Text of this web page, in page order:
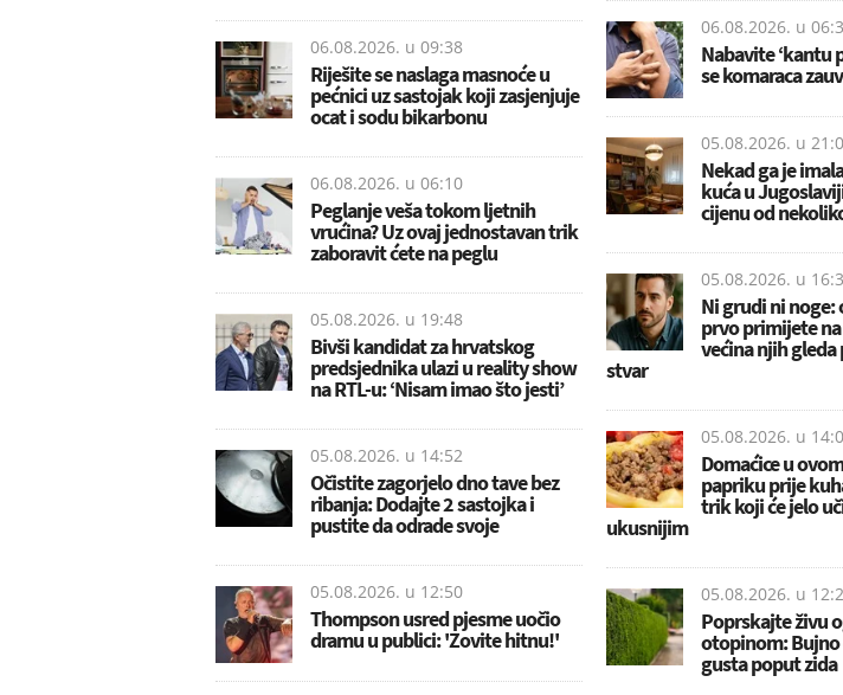
06.08.2026. u 09:38
Riješite se naslaga masnoće u
pećnici uz sastojak koji zasjenjuje
ocat i sodu bikarbonu
06.08.2026. u 06:10
Peglanje veša tokom ljetnih
vrućina? Uz ovaj jednostavan trik
zaboravit ćete na peglu
05.08.2026. u 19:48
Bivši kandidat za hrvatskog
predsjednika ulazi u reality show
na RTL-u: ‘Nisam imao što jesti’
05.08.2026. u 14:52
Očistite zagorjelo dno tave bez
ribanja: Dodajte 2 sastojka i
pustite da odrade svoje
05.08.2026. u 12:50
Thompson usred pjesme uočio
dramu u publici: 'Zovite hitnu!'
06.08.2026. u
Nabavite ‘kantu
se komaraca
05.08.2026. u
Nekad ga je
kuća u
cijenu od
05.08.2026. u
Ni grudi ni
prvo primijete
većina njih
stvar
05.08.2026. u
Domaćice u
papriku prije
trik koji će jelo
ukusnijim
05.08.2026. u
Poprskajte živu
otopinom: Bujno
gusta poput zida